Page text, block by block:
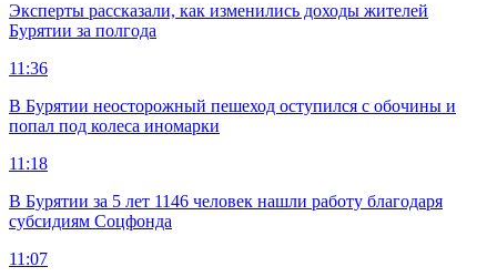
Эксперты рассказали, как изменились доходы жителей
Бурятии за полгода
11:36
В Бурятии неосторожный пешеход оступился с обочины и
попал под колеса иномарки
11:18
В Бурятии за 5 лет 1146 человек нашли работу благодаря
субсидиям Соцфонда
11:07